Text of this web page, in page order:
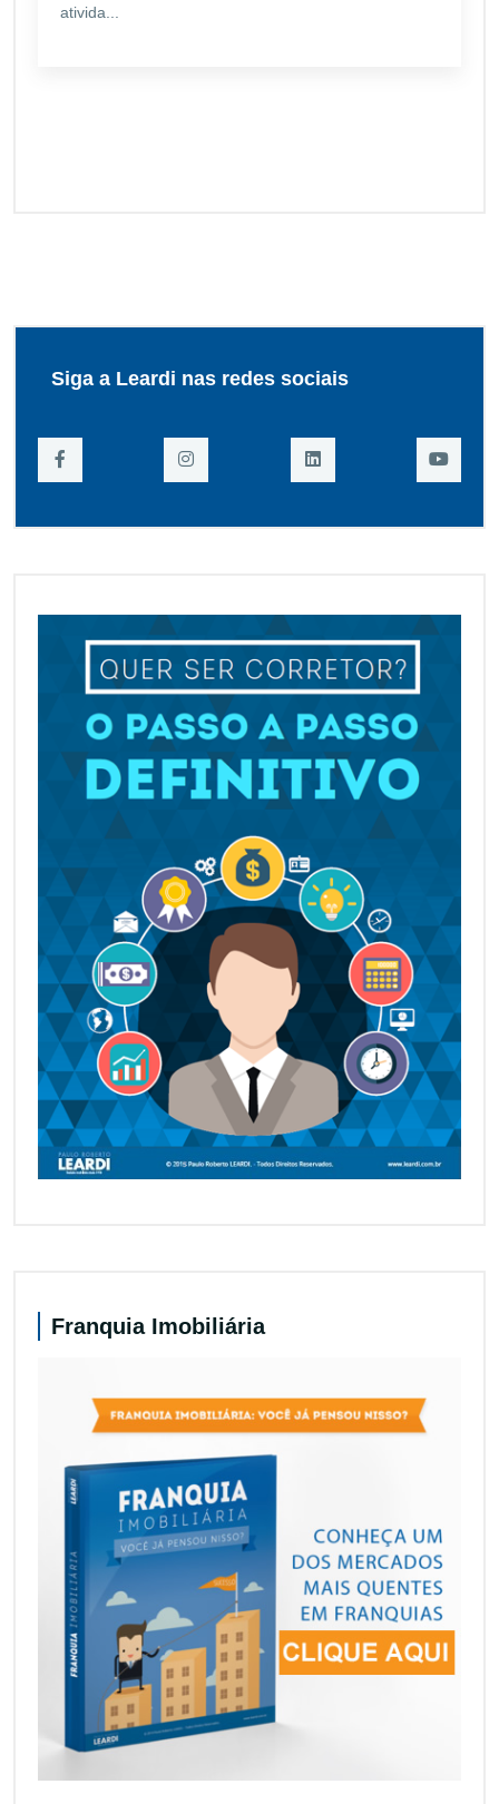
ativida...
Siga a Leardi nas redes sociais
Franquia Imobiliária